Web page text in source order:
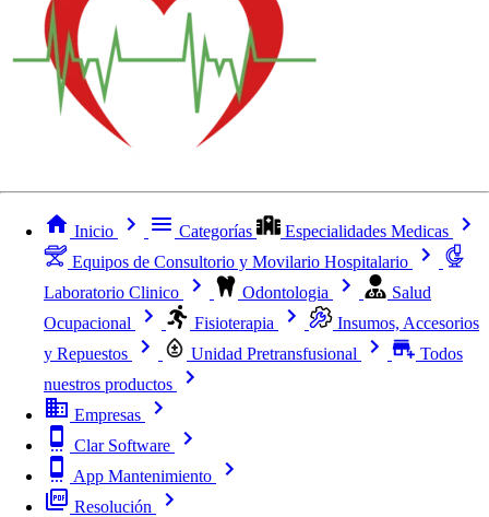
Inicio Categorías
Especialidades Medicas
Equipos de Consultorio y Movilario Hospitalario
Laboratorio Clinico
Odontologia
Salud
Ocupacional
Fisioterapia
Insumos, Accesorios
y Repuestos
Unidad Pretransfusional
Todos
nuestros productos
Empresas
Clar Software
App Mantenimiento
Resolución